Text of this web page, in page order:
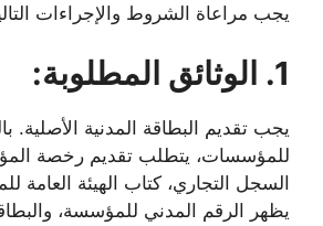
يجب مراعاة الشروط والإجراءات
1. الوثائق المطلوبة:
يجب تقديم البطاقة المدنية الأصلية.
للمؤسسات، يتطلب تقديم رخصة
السجل التجاري، كتاب الهيئة العامة
يظهر الرقم المدني للمؤسسة،